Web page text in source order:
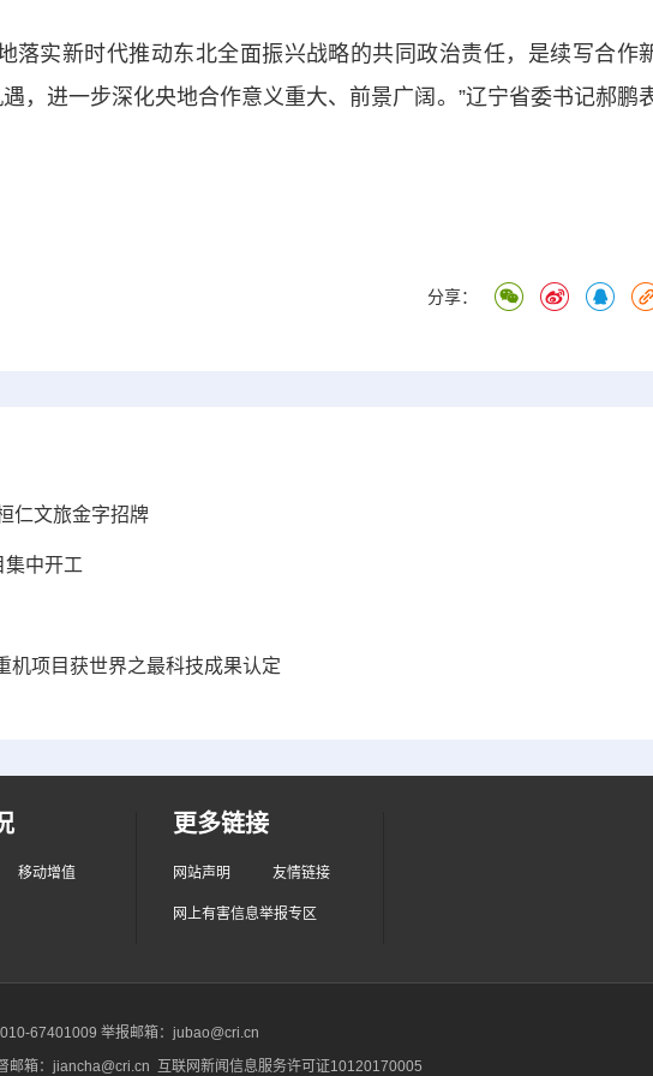
实新时代推动东北全面振兴战略的共同政治责任，是续写合作
，进一步深化央地合作意义重大、前景广阔。”辽宁省委书记郝鹏
分享：
仁文旅金字招牌
集中开工
机项目获世界之最科技成果认定
移动增值
更多链接
网站声明 友情链接
网上有害信息举报专区
67401009 举报邮箱：jubao@cri.cn
邮箱：jiancha@cri.cn 互联网新闻信息服务许可证10120170005